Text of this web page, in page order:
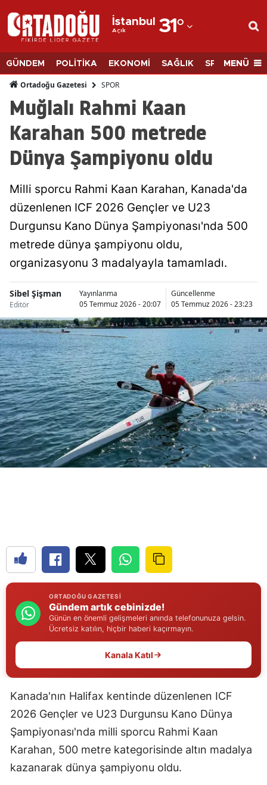
İstanbul
Açık 31°
Adana
Adıyaman
Ağrı
Amasya
Ankara
Antalya
Artvin
Aydın
Bilecik
Bingöl
Bitlis
Bolu
Burdur
Bursa
Çanakkale
Çankırı
Edirne
Elazığ
Erzurum
Gaziantep
Giresun
Gümüşhane
Hakkari
Hatay
GÜNDEM POLİTİKA EKONOMİ SAĞLIK SPORMENÜ
Ortadoğu Gazetesi SPOR
Muğlalı Rahmi Kaan
Karahan 500 metrede
Dünya Şampiyonu oldu
Milli sporcu Rahmi Kaan Karahan, Kanada'da
düzenlenen ICF 2026 Gençler ve U23
Durgunsu Kano Dünya Şampiyonası'nda 500
metrede dünya şampiyonu oldu,
organizasyonu 3 madalyayla tamamladı.
Sibel Şişman
Editör
Yayınlanma
05 Temmuz 2026 - 20:07
Güncellenme
05 Temmuz 2026 - 23:23
ORTADOĞU GAZETESI
Gündem artık cebinizde!
Günün en önemli gelişmeleri anında telefonunuza gelsin.
Ücretsiz katılın, hiçbir haberi kaçırmayın.
Kanala Katıl
Kanada'nın Halifax kentinde düzenlenen ICF
2026 Gençler ve U23 Durgunsu Kano Dünya
Şampiyonası'nda milli sporcu Rahmi Kaan
Karahan, 500 metre kategorisinde altın madalya
kazanarak dünya şampiyonu oldu.